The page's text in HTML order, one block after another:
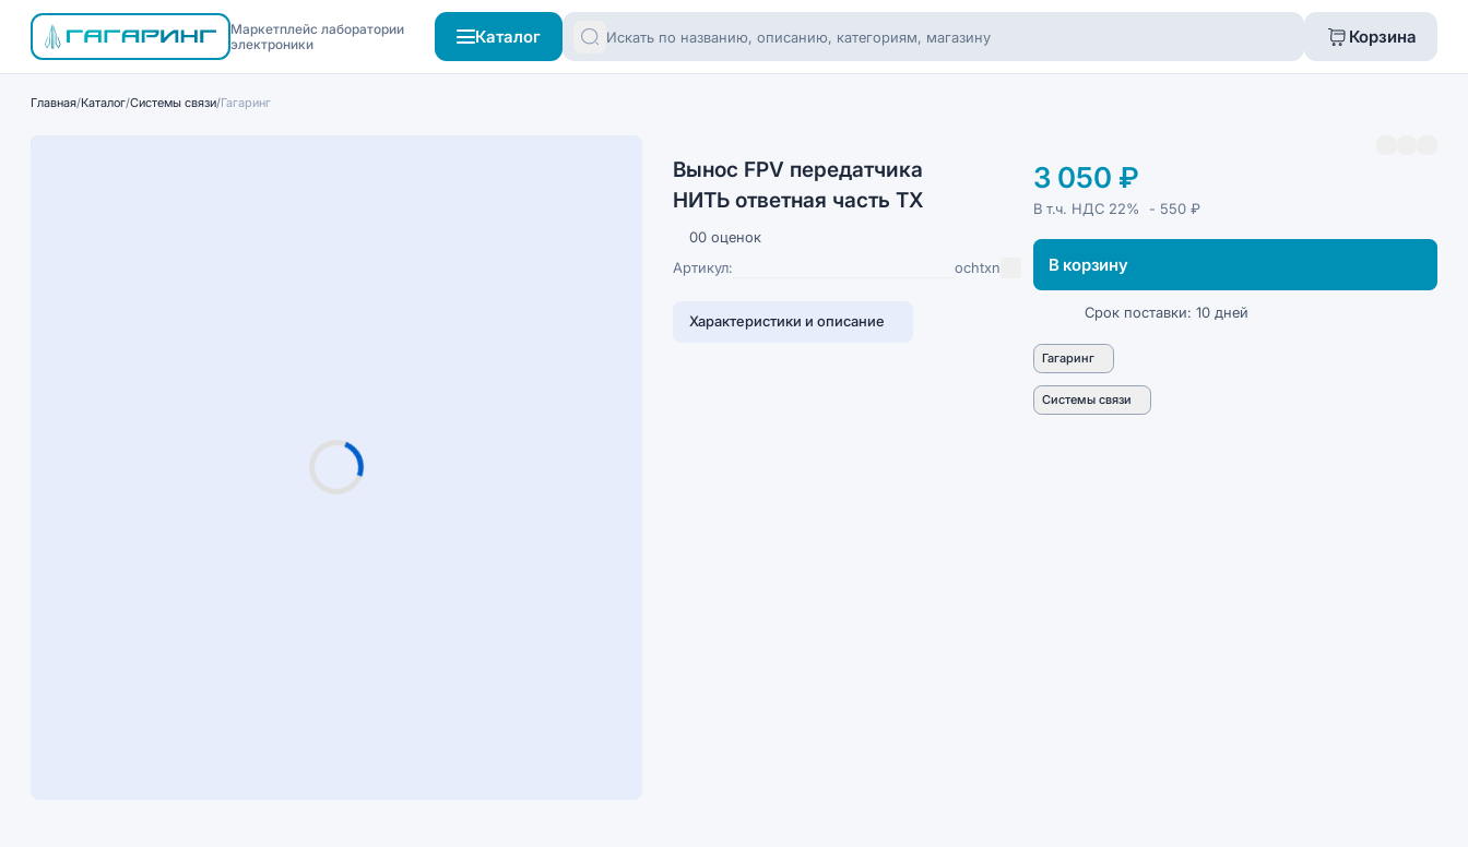
Маркетплейс лаборатории
электроники
Каталог Корзина
Главная/Каталог/Системы связи/Гагаринг
Вынос FPV передатчика
НИТЬ ответная часть ТХ
00 оценок
Артикул:
ochtxn
Характеристики и описание
3 050 ₽
В т.ч. НДС 22% - 550 ₽
В корзину
Срок поставки: 10 дней
Гагаринг
Системы связи